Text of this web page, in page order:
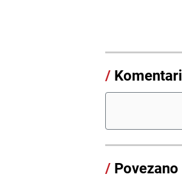
/ Komentari
/ Povezano